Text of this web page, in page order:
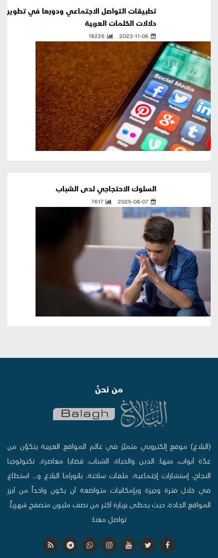
تطبيقات التواصل الاجتماعي ودورها في تطوير
دلالات الكلمات العربية
2023-11-06
18226
السلوك الاحتجاجي لدى الشباب
2025-08-07
7617
من نحنُ
(البلاغ) موقع إلكتروني متميّز في عالم المواقع العربية يتكوّن من
عدّة أبواب، منها: الدين والحياة، الشباب، قضايا معاصرة، تكنولوجيا
النجاح، إستشارات إجتماعية، ملفات ساخنة، بانوراما البلاغ و... استطاع
في خلال فترة وجيزة وبإمكانيات متواضعة أن يكون واحداً من أبرز
المواقع الجادة، حيث يحظى بزيارة أكثر من نصف مليون متصفح شهرياً.
تواصل معنا: